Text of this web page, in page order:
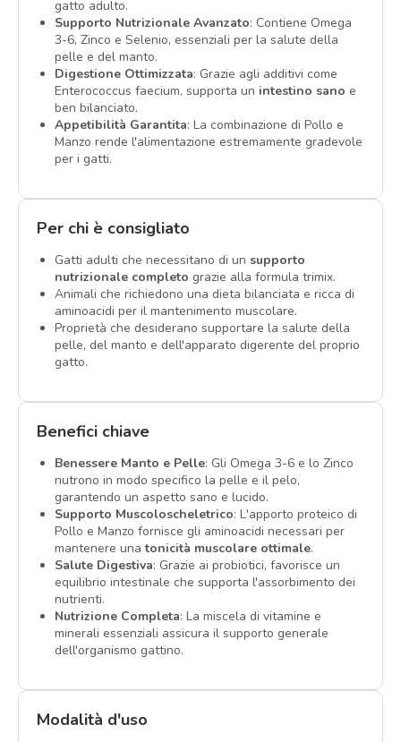
gatto adulto.
Supporto Nutrizionale Avanzato: Contiene Omega
3-6, Zinco e Selenio, essenziali per la salute della
pelle e del manto.
Digestione Ottimizzata: Grazie agli additivi come
Enterococcus faecium, supporta un intestino sano e
ben bilanciato.
Appetibilità Garantita: La combinazione di Pollo e
Manzo rende l'alimentazione estremamente gradevole
per i gatti.
Per chi è consigliato
Gatti adulti che necessitano di un supporto
nutrizionale completo grazie alla formula trimix.
Animali che richiedono una dieta bilanciata e ricca di
aminoacidi per il mantenimento muscolare.
Proprietà che desiderano supportare la salute della
pelle, del manto e dell'apparato digerente del proprio
gatto.
Benefici chiave
Benessere Manto e Pelle: Gli Omega 3-6 e lo Zinco
nutrono in modo specifico la pelle e il pelo,
garantendo un aspetto sano e lucido.
Supporto Muscoloscheletrico: L'apporto proteico di
Pollo e Manzo fornisce gli aminoacidi necessari per
mantenere unatonicità muscolare ottimale.
Salute Digestiva: Grazie ai probiotici, favorisce un
equilibrio intestinale che supporta l'assorbimento dei
nutrienti.
Nutrizione Completa: La miscela di vitamine e
minerali essenziali assicura il supporto generale
dell'organismo gattino.
Modalità d'uso